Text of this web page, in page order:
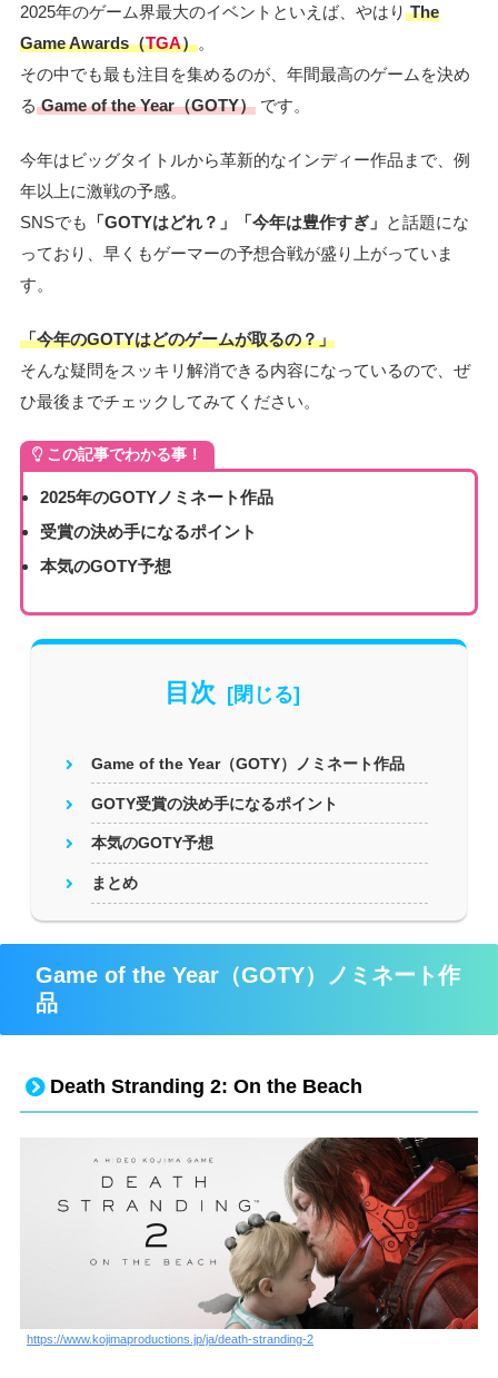
2025年のゲーム界最大のイベントといえば、やはり The
Game Awards（TGA）。
その中でも最も注目を集めるのが、年間最高のゲームを決め
るGame of the Year（GOTY） です。
今年はビッグタイトルから革新的なインディー作品まで、例
年以上に激戦の予感。
SNSでも
「GOTYはどれ？」「今年は豊作すぎ」 と話題にな
っており、早くもゲーマーの予想合戦が盛り上がっていま
す。
「今年のGOTYはどのゲームが取るの？」
そんな疑問をスッキリ解消できる内容になっているので、ぜ
ひ最後までチェックしてみてください。
この記事でわかる事！
2025年のGOTYノミネート作品
受賞の決め手になるポイント
本気のGOTY予想
目次
Game of the Year（GOTY）ノミネート作品
GOTY受賞の決め手になるポイント
本気のGOTY予想
まとめ
Game of the Year（GOTY）ノミネート作
品
Death Stranding 2: On the Beach
https://www.kojimaproductions.jp/ja/death-stranding-2